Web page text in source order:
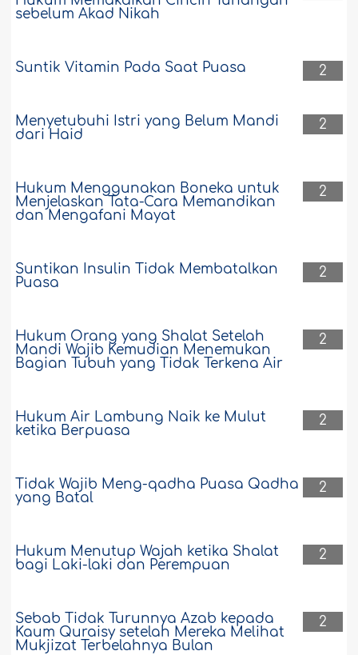
sebelum Akad Nikah
2
Suntik Vitamin Pada Saat Puasa
2
Menyetubuhi Istri yang Belum Mandi
dari Haid
2
Hukum Menggunakan Boneka untuk
Menjelaskan Tata-Cara Memandikan
dan Mengafani Mayat
2
Suntikan Insulin Tidak Membatalkan
Puasa
2
Hukum Orang yang Shalat Setelah
Mandi Wajib Kemudian Menemukan
Bagian Tubuh yang Tidak Terkena Air
2
Hukum Air Lambung Naik ke Mulut
ketika Berpuasa
2
Tidak Wajib Meng-qadha Puasa Qadha
yang Batal
2
Hukum Menutup Wajah ketika Shalat
bagi Laki-laki dan Perempuan
2
Sebab Tidak Turunnya Azab kepada
Kaum Quraisy setelah Mereka Melihat
Mukjizat Terbelahnya Bulan